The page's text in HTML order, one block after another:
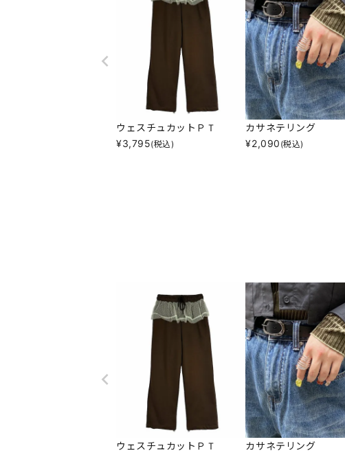
ウェスチュカットＰＴ
¥3,795(税込)
カサネテリング
¥2,090 (税込)
ウェスチュカットＰＴ
カサネテリング